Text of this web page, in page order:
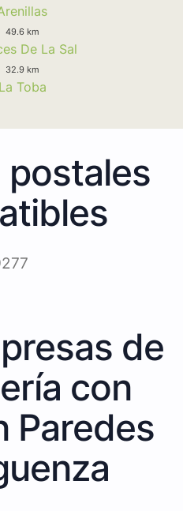
49.6 km
De La Sal
32.9 km
La Toba
de
con
Paredes